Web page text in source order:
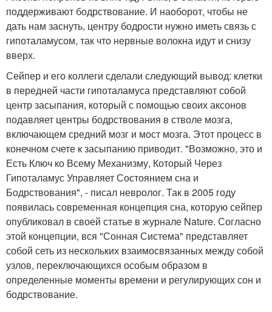
поддерживают бодрствование. И наоборот, чтобы не
дать нам заснуть, центру бодрости нужно иметь связь с
гипоталамусом, так что нервные волокна идут и снизу
вверх.
Сейпер и его коллеги сделали следующий вывод: клетки
в передней части гипоталамуса представляют собой
центр засыпания, который с помощью своих аксонов
подавляет центры бодрствования в стволе мозга,
включающем средний мозг и мост мозга. Этот процесс в
конечном счете к засыпанию приводит. "Возможно, это и
Есть Ключ ко Всему Механизму, Который Через
Гипоталамус Управляет Состоянием сна и
Бодрствования", - писал невролог. Так в 2005 году
появилась современная концепция сна, которую сейпер
опубликовал в своей статье в журнале Nature. Согласно
этой концепции, вся "Сонная Система" представляет
собой сеть из нескольких взаимосвязанных между собой
узлов, переключающихся особым образом в
определенные моменты времени и регулирующих сон и
бодрствование.